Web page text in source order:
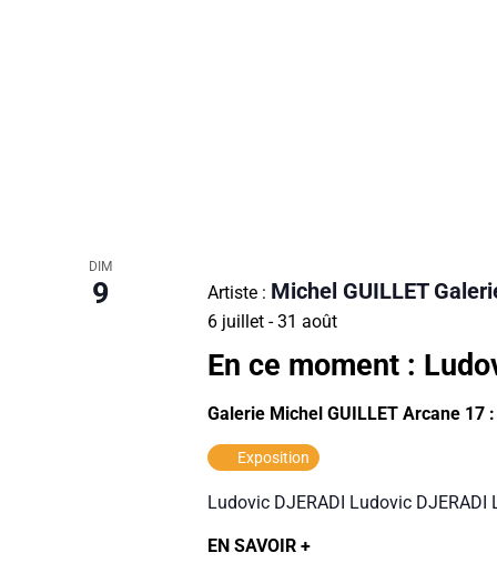
DIM
9
6 juillet -31 août
En ce moment :
Galerie Michel GUILLET Arcane 17
Exposition
Artiste : Michel GUILLET
Ludovic DJERADI Ludovic DJERADI
EN SAVOIR +